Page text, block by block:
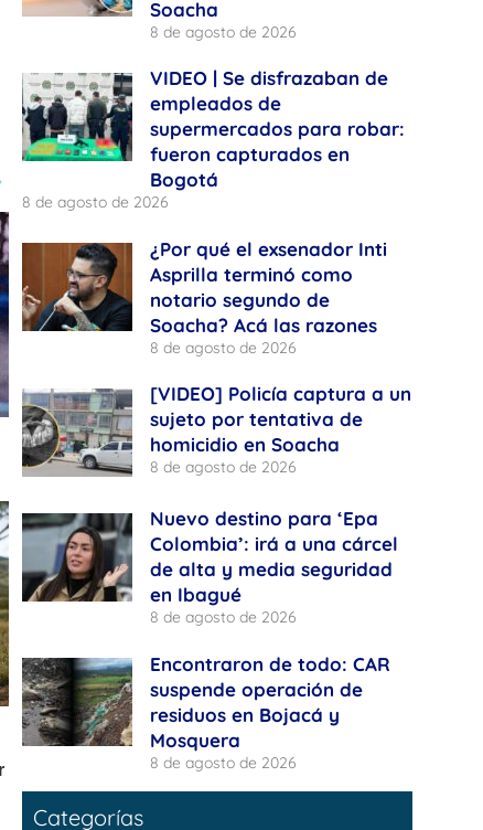
Soacha
8 de agosto de 2026
VIDEO | Se disfrazaban de
empleados de
supermercados para robar:
fueron capturados en
Bogotá
8 de agosto de 2026
¿Por qué el exsenador Inti
Asprilla terminó como
notario segundo de
Soacha? Acá las razones
8 de agosto de 2026
[VIDEO] Policía captura a un
sujeto por tentativa de
homicidio en Soacha
8 de agosto de 2026
Nuevo destino para ‘Epa
Colombia’: irá a una cárcel
de alta y media seguridad
en Ibagué
8 de agosto de 2026
Encontraron de todo: CAR
suspende operación de
residuos en Bojacá y
Mosquera
8 de agosto de 2026
Categorías